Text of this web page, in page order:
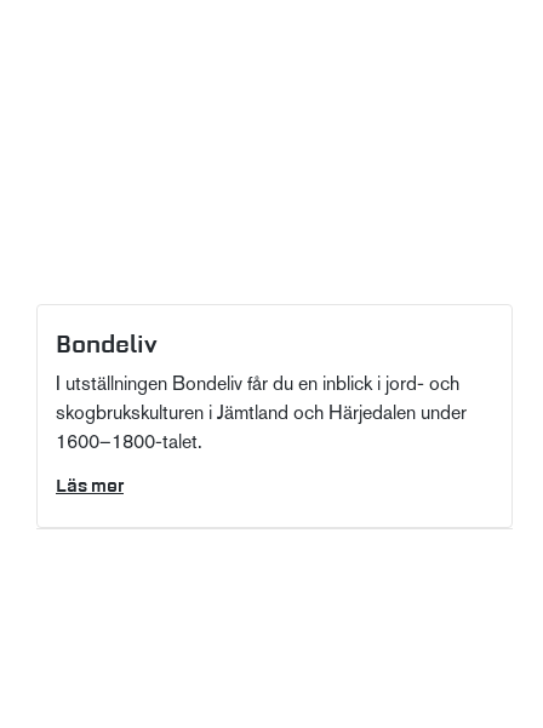
Bondeliv
I utställningen Bondeliv får du en inblick i jord- och
skogbrukskulturen i Jämtland och Härjedalen under
1600–1800-talet.
Läs mer